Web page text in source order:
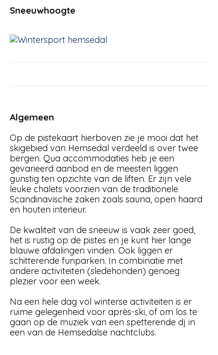
Sneeuwhoogte
Algemeen
Op de pistekaart hierboven zie je mooi dat het
skigebied van Hemsedal verdeeld is over twee
bergen. Qua accommodaties heb je een
gevarieerd aanbod en de meesten liggen
gunstig ten opzichte van de liften. Er zijn vele
leuke chalets voorzien van de traditionele
Scandinavische zaken zoals sauna, open haard
en houten interieur.
De kwaliteit van de sneeuw is vaak zeer goed,
het is rustig op de pistes en je kunt hier lange
blauwe afdalingen vinden. Ook liggen er
schitterende funparken. In combinatie met
andere activiteiten (sledehonden) genoeg
plezier voor een week.
Na een hele dag vol winterse activiteiten is er
ruime gelegenheid voor après-ski, of om los te
gaan op de muziek van een spetterende dj in
een van de Hemsedalse nachtclubs.